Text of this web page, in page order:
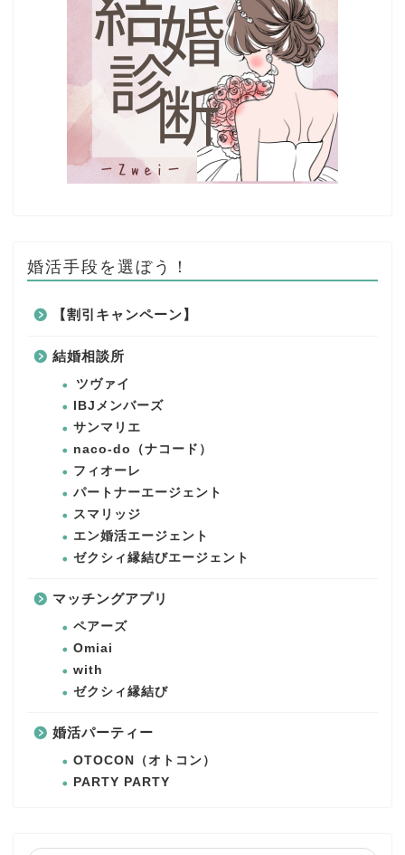
婚活手段を選ぼう！
【割引キャンペーン】
結婚相談所
ツヴァイ
IBJメンバーズ
サンマリエ
naco-do（ナコード）
フィオーレ
パートナーエージェント
スマリッジ
エン婚活エージェント
ゼクシィ縁結びエージェント
マッチングアプリ
ペアーズ
Omiai
with
ゼクシィ縁結び
婚活パーティー
OTOCON（オトコン）
PARTY PARTY